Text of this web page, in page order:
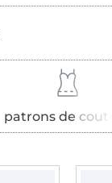
patrons de